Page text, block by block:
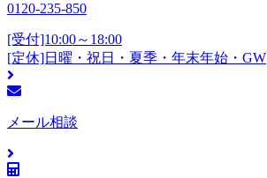
0120-235-850
[受付]10:00～18:00
[定休]日曜・祝日・夏季・年末年始・GW
メール相談